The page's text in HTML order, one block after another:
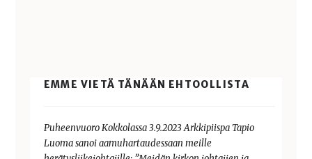
EMME VIETÄ TÄNÄÄN EHTOOLLISTA
Puheenvuoro Kokkolassa 3.9.2023 Arkkipiispa Tapio
Luoma sanoi aamuhartaudessaan meille